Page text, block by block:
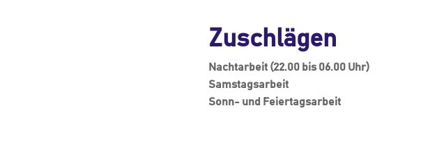
Zuschlägen
Nachtarbeit (22.00 bis 06.00 Uhr)
Samstagsarbeit
Sonn- und Feiertagsarbeit